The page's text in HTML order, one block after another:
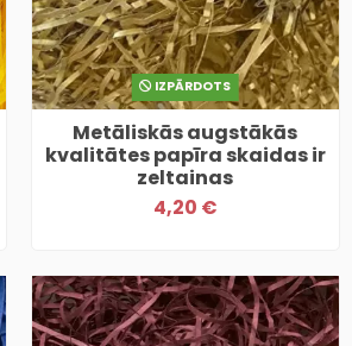
IZPĀRDOTS
Metāliskās augstākās
kvalitātes papīra skaidas ir
zeltainas
4,20 €